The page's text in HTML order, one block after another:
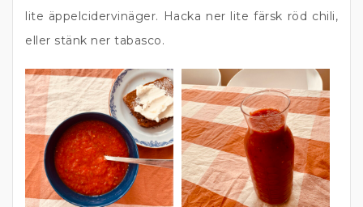
lite äppelcidervinäger. Hacka ner lite färsk röd chili,
eller stänk ner tabasco.